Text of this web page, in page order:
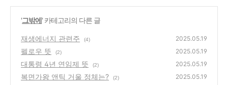
'그밖에' 카테고리의 다른 글
재생에너지 관련주 (4) 2025.05.19
펠로우 뜻 (2) 2025.05.19
대통령 4년 연임제 뜻 (2) 2025.05.19
복면가왕 앤틱 거울 정체는? (2) 2025.05.19